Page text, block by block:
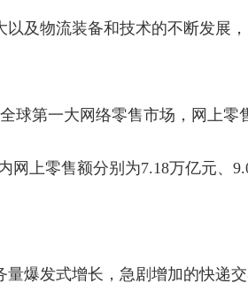
及物流装备和技术的不断发展
球第一大网络零售市场，网上零
网上零售额分别为7.18万亿元、
量爆发式增长，急剧增加的快递